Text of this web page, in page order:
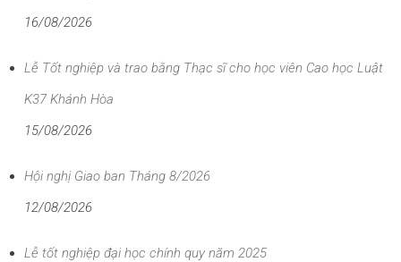
16/08/2026
Lễ Tốt nghiệp và trao bằng Thạc sĩ cho học viên Cao học Luật
K37 Khánh Hòa
15/08/2026
Hội nghị Giao ban Tháng 8/2026
12/08/2026
Lễ tốt nghiệp đại học chính quy năm 2025